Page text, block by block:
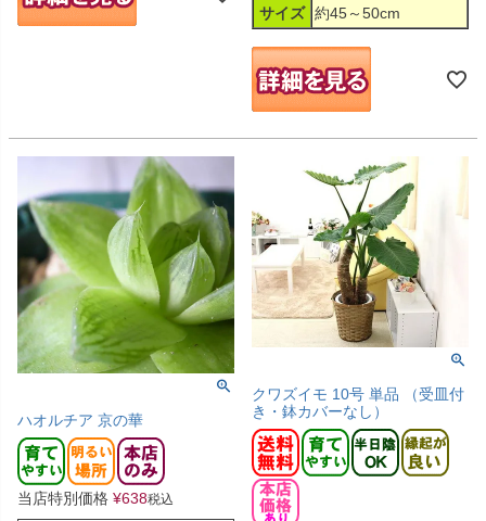
サイズ 約45～50cm
ハオルチア 京の華
当店特別価格 ¥638税込
クワズイモ 10号 単品 （受皿付
き・鉢カバーなし）